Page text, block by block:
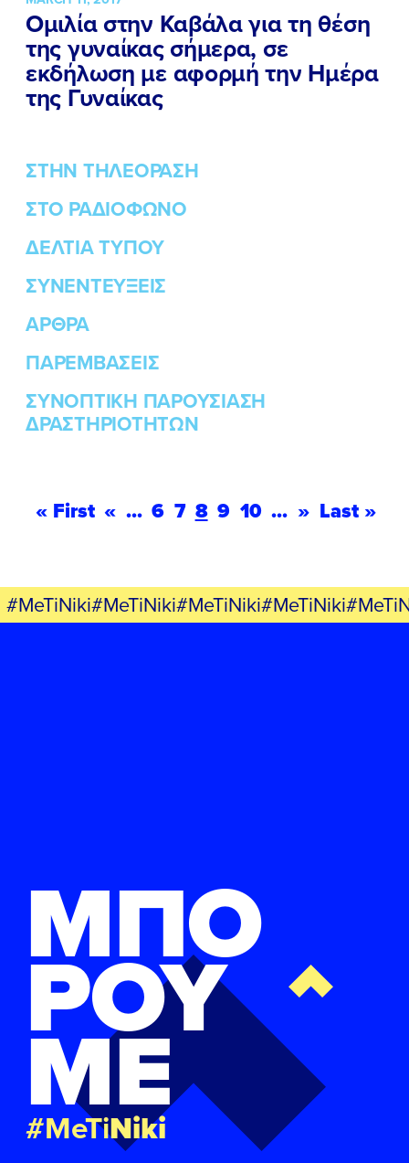
Ομιλία στην Καβάλα για τη θέση
της γυναίκας σήμερα, σε
εκδήλωση με αφορμή την Ημέρα
της Γυναίκας
ΣΤΗΝ ΤΗΛΕΟΡΑΣΗ
ΣΤΟ ΡΑΔΙΟΦΩΝΟ
ΔΕΛΤΙΑ ΤΥΠΟΥ
ΣΥΝΕΝΤΕΥΞΕΙΣ
ΑΡΘΡΑ
ΠΑΡΕΜΒΑΣΕΙΣ
ΣΥΝΟΠΤΙΚΗ ΠΑΡΟΥΣΙΑΣΗ
ΔΡΑΣΤΗΡΙΟΤΗΤΩΝ
« First « ... 6 7 8 9 10 ... » Last »
ΜΠΟ
ΡΟΥ
ΜΕ
#MeTiNiki